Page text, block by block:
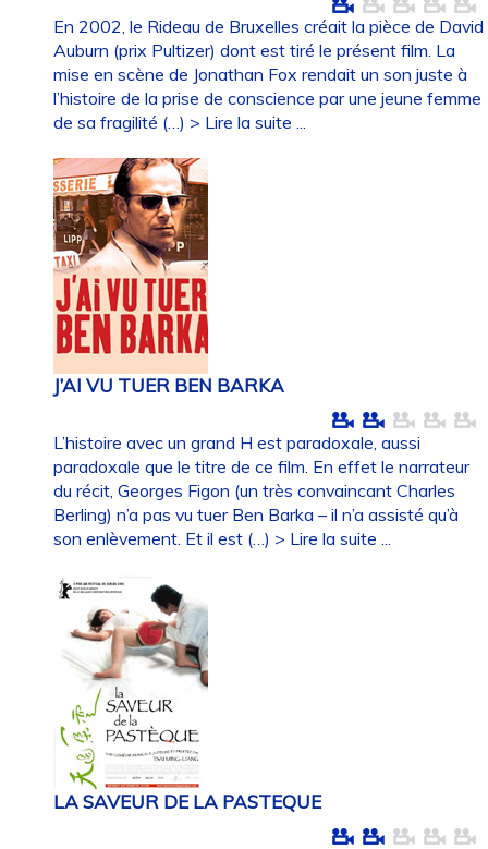
En 2002, le Rideau de Bruxelles créait la pièce de David
Auburn (prix Pultizer) dont est tiré le présent film. La
mise en scène de Jonathan Fox rendait un son juste à
l’histoire de la prise de conscience par une jeune femme
de sa fragilité (…) > Lire la suite ...
J’AI VU TUER BEN BARKA
L’histoire avec un grand H est paradoxale, aussi
paradoxale que le titre de ce film. En effet le narrateur
du récit, Georges Figon (un très convaincant Charles
Berling) n’a pas vu tuer Ben Barka – il n’a assisté qu’à
son enlèvement. Et il est (…) > Lire la suite ...
LA SAVEUR DE LA PASTEQUE